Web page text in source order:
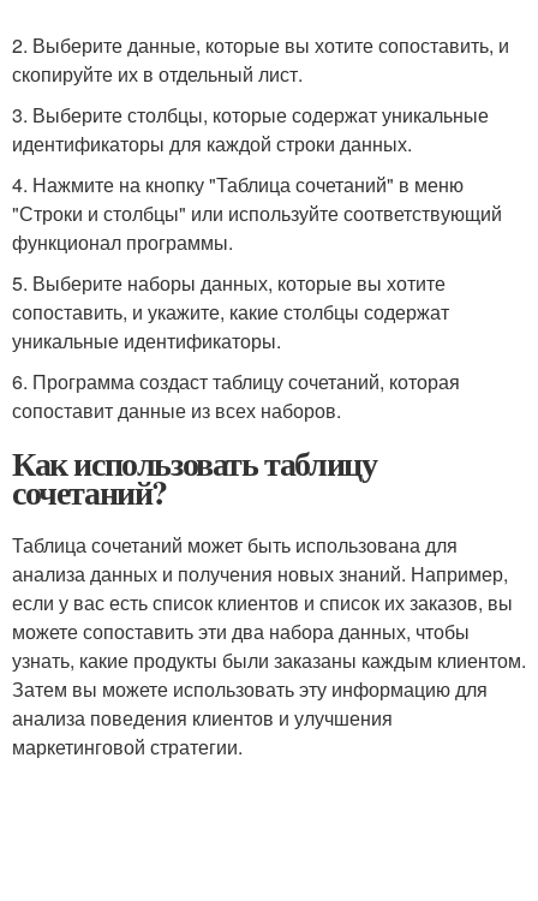
2. Выберите данные, которые вы хотите сопоставить, и
скопируйте их в отдельный лист.
3. Выберите столбцы, которые содержат уникальные
идентификаторы для каждой строки данных.
4. Нажмите на кнопку "Таблица сочетаний" в меню
"Строки и столбцы" или используйте соответствующий
функционал программы.
5. Выберите наборы данных, которые вы хотите
сопоставить, и укажите, какие столбцы содержат
уникальные идентификаторы.
6. Программа создаст таблицу сочетаний, которая
сопоставит данные из всех наборов.
Как использовать таблицу
сочетаний?
Таблица сочетаний может быть использована для
анализа данных и получения новых знаний. Например,
если у вас есть список клиентов и список их заказов, вы
можете сопоставить эти два набора данных, чтобы
узнать, какие продукты были заказаны каждым клиентом.
Затем вы можете использовать эту информацию для
анализа поведения клиентов и улучшения
маркетинговой стратегии.